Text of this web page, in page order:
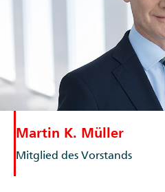
Martin K. Müller
Mitglied des Vorstands